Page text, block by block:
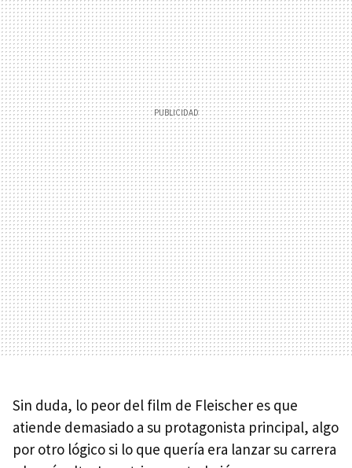
Sin duda, lo peor del film de Fleischer es que
atiende demasiado a su protagonista principal, algo
por otro lógico si lo que quería era lanzar su carrera